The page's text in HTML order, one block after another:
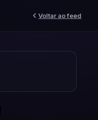
Voltar ao feed